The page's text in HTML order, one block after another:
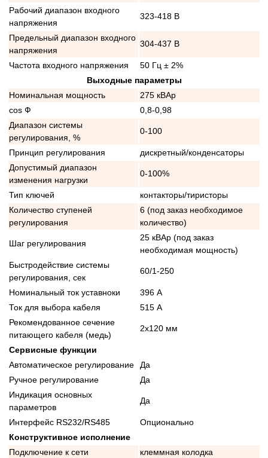
Рабочий диапазон входного
напряжения
323-418 В
Предельный диапазон входного
напряжения
304-437 В
Частота входного напряжения
50 Гц ± 2%
Выходные параметры
Номинальная мощность
275 кВАр
cos Ф
0,8-0,98
Диапазон системы
регулирования, %
0-100
Принцип регулирования
дискретный/конденсаторы
Допустимый диапазон
изменения нагрузки
0-100%
Тип ключей
контакторы/тиристоры
Количество ступеней
регулирования
6 (под заказ необходимое
количество)
Шаг регулирования
25 кВАр (под заказ
необходимая мощность)
Быстродействие системы
регулирования, сек
60/1-250
Номинальный ток уставноки
396 А
Ток для выбора кабеля
515 А
Рекомендованное сечение
питающего кабеля (медь)
2x120 мм
Сервисные функции
Автоматическое регулирование
Да
Ручное регулирование
Да
Индикация основных
параметров
Да
Интерфейс RS232/RS485
Опционально
Конструктивное исполнение
Подключение к сети
клеммная колодка